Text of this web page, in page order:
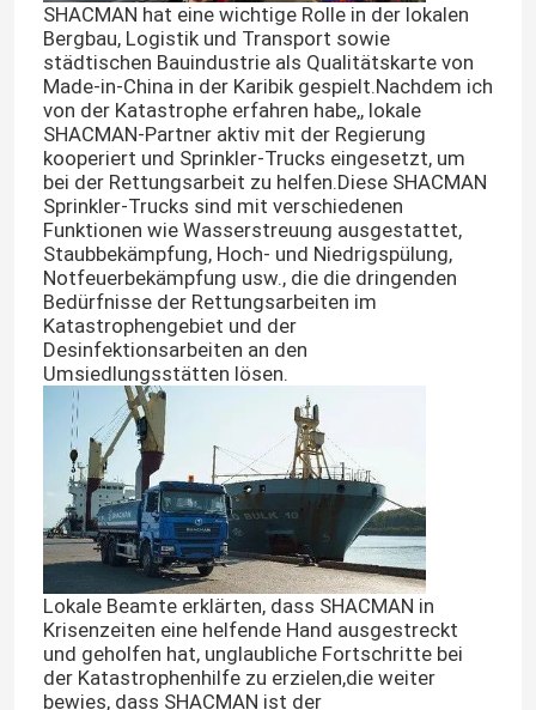
SHACMAN hat eine wichtige Rolle in der lokalen
Bergbau, Logistik und Transport sowie
städtischen Bauindustrie als Qualitätskarte von
Made-in-China in der Karibik gespielt.Nachdem ich
von der Katastrophe erfahren habe,, lokale
SHACMAN-Partner aktiv mit der Regierung
kooperiert und Sprinkler-Trucks eingesetzt, um
bei der Rettungsarbeit zu helfen.Diese SHACMAN
Sprinkler-Trucks sind mit verschiedenen
Funktionen wie Wasserstreuung ausgestattet,
Staubbekämpfung, Hoch- und Niedrigspülung,
Notfeuerbekämpfung usw., die die dringenden
Bedürfnisse der Rettungsarbeiten im
Katastrophengebiet und der
Desinfektionsarbeiten an den
Umsiedlungsstätten lösen.
Lokale Beamte erklärten, dass SHACMAN in
Krisenzeiten eine helfende Hand ausgestreckt
und geholfen hat, unglaubliche Fortschritte bei
der Katastrophenhilfe zu erzielen,die weiter
bewies, dass SHACMAN ist der